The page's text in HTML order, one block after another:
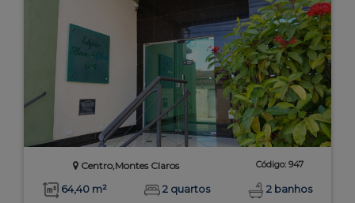
Centro,Montes Claros Código: 947
64,40 m² 2 quartos
2 banhos